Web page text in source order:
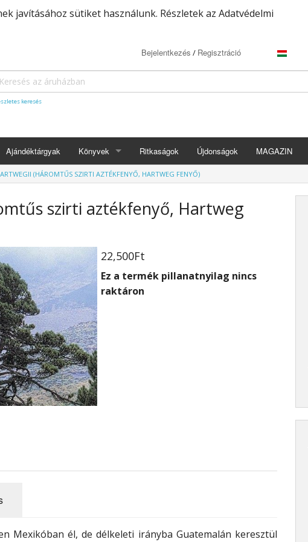
javításához sütiket használunk. Részletek az Adatvédelmi
Bejelentkezés / Regisztráció
keresés
Fekete-fehér
Színes
Ajándéktárgyak Könyvek
Könyvek
E-könyvek
Ritkaságok Újdonságok MAGAZIN
(HÁROMTŰS SZIRTI AZTÉKFENYŐ, HARTWEG FENYŐ)
szirti aztékfenyő, Hartweg
22,500Ft
Ez a termék pillanatnyilag nincs
raktáron
Mexikóban él, de délkeleti irányba Guatemalán keresztül